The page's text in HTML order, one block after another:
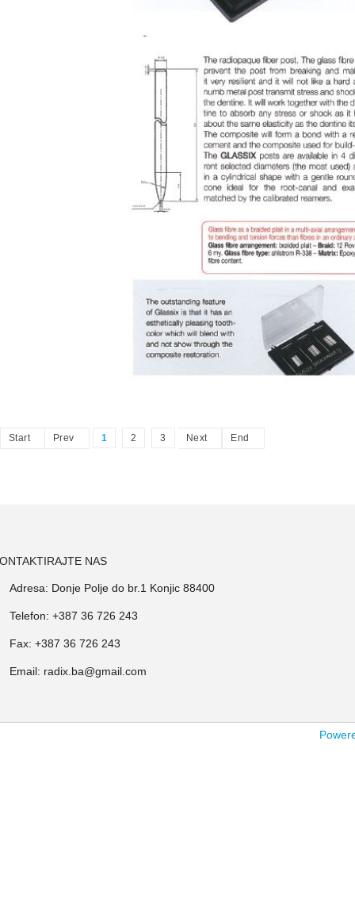
Start Prev 1 2 3 Next End
NAS
Adresa: Donje Polje do br.1 Konjic 88400
Telefon: +387 36 726 243
Fax: +387 36 726 243
Email: radix.ba@gmail.com